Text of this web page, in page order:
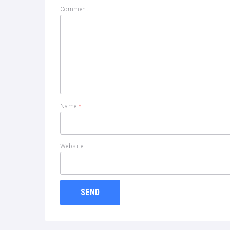
Comment
Name*
Website